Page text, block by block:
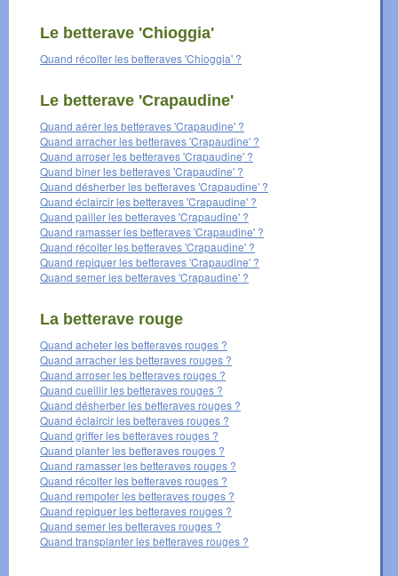
Le betterave 'Chioggia'
Quand récolter les betteraves 'Chioggia' ?
Le betterave 'Crapaudine'
Quand aérer les betteraves 'Crapaudine' ?
Quand arracher les betteraves 'Crapaudine' ?
Quand arroser les betteraves 'Crapaudine' ?
Quand biner les betteraves 'Crapaudine' ?
Quand désherber les betteraves 'Crapaudine' ?
Quand éclaircir les betteraves 'Crapaudine' ?
Quand pailler les betteraves 'Crapaudine' ?
Quand ramasser les betteraves 'Crapaudine' ?
Quand récolter les betteraves 'Crapaudine' ?
Quand repiquer les betteraves 'Crapaudine' ?
Quand semer les betteraves 'Crapaudine' ?
La betterave rouge
Quand acheter les betteraves rouges ?
Quand arracher les betteraves rouges ?
Quand arroser les betteraves rouges ?
Quand cueillir les betteraves rouges ?
Quand désherber les betteraves rouges ?
Quand éclaircir les betteraves rouges ?
Quand griffer les betteraves rouges ?
Quand planter les betteraves rouges ?
Quand ramasser les betteraves rouges ?
Quand récolter les betteraves rouges ?
Quand rempoter les betteraves rouges ?
Quand repiquer les betteraves rouges ?
Quand semer les betteraves rouges ?
Quand transplanter les betteraves rouges ?